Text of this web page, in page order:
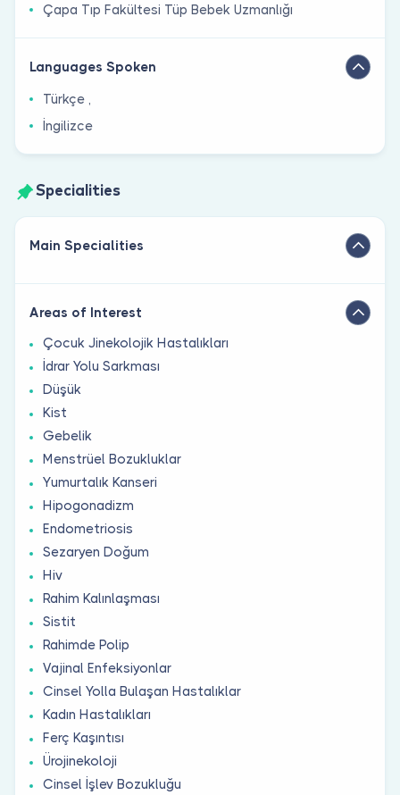
Çapa Tıp Fakültesi Tüp Bebek Uzmanlığı
Languages Spoken
Türkçe ,
İngilizce
Specialities
Main Specialities
Areas of Interest
Çocuk Jinekolojik Hastalıkları
İdrar Yolu Sarkması
Düşük
Kist
Gebelik
Menstrüel Bozukluklar
Yumurtalık Kanseri
Hipogonadizm
Endometriosis
Sezaryen Doğum
Hiv
Rahim Kalınlaşması
Sistit
Rahimde Polip
Vajinal Enfeksiyonlar
Cinsel Yolla Bulaşan Hastalıklar
Kadın Hastalıkları
Ferç Kaşıntısı
Ürojinekoloji
Cinsel İşlev Bozukluğu